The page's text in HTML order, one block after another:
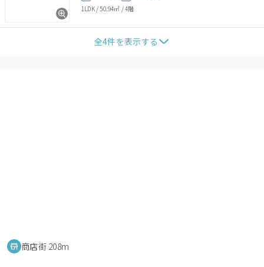
1LDK/50.94㎡ /4階
全4件を表示する
商店街 208m